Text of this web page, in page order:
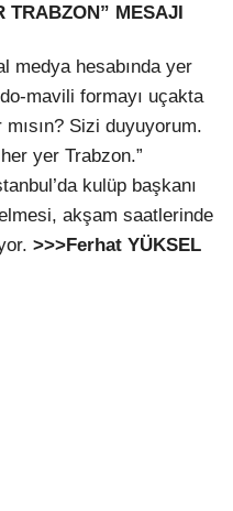
TRABZON” MESAJI
medya hesabında yer
mavili formayı uçakta
Sizi duyuyorum.
yer Trabzon.”
kulüp başkanı
akşam saatlerinde
>>>Ferhat YÜKSEL